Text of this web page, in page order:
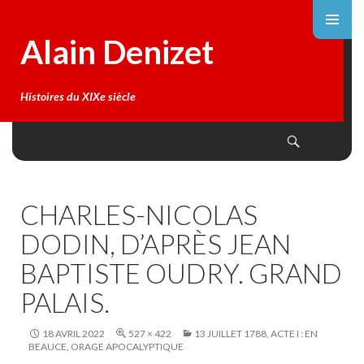
Alain Denizet
Histoires du XIXe siècle
CHARLES-NICOLAS
DODIN, D’APRÈS JEAN
BAPTISTE OUDRY. GRAND
PALAIS.
18 AVRIL 2022 527 × 422
13 JUILLET 1788, ACTE I : EN
BEAUCE, ORAGE APOCALYPTIQUE